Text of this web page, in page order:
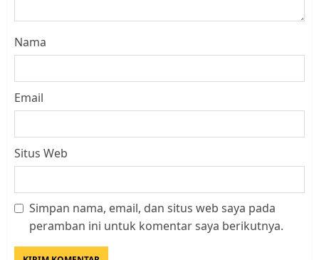
Nama
Email
Situs Web
Simpan nama, email, dan situs web saya pada
peramban ini untuk komentar saya berikutnya.
Kader Pajak jadi Penghubung